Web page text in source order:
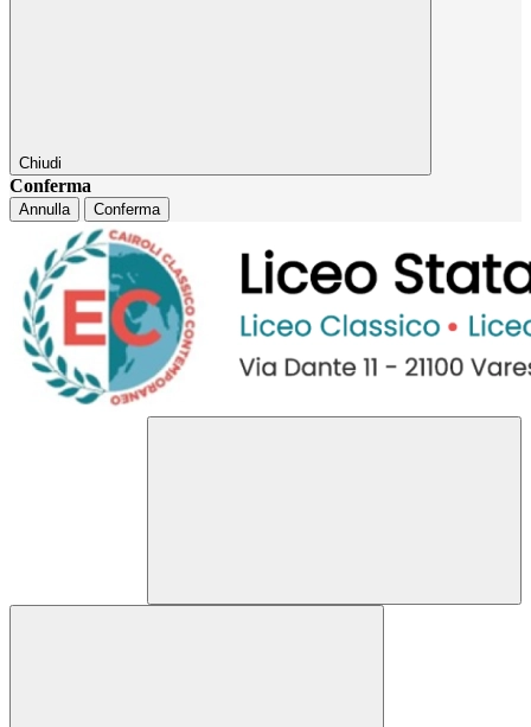
Chiudi
Conferma
Annulla Conferma